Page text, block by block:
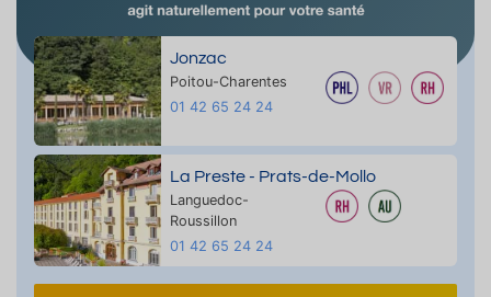
Jonzac
Poitou-Charentes
01 42 65 24 24
La Preste - Prats-de-Mollo
Languedoc-
Roussillon
01 42 65 24 24